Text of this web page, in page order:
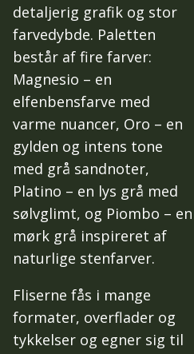
detaljerig grafik og stor
farvedybde. Paletten
består af fire farver:
Magnesio – en
elfenbensfarve med
varme nuancer, Oro – en
gylden og intens tone
med grå sandnoter,
Platino – en lys grå med
sølvglimt, og Piombo – en
mørk grå inspireret af
naturlige stenfarver.
Fliserne fås i mange
formater, overflader og
tykkelser og egner sig til